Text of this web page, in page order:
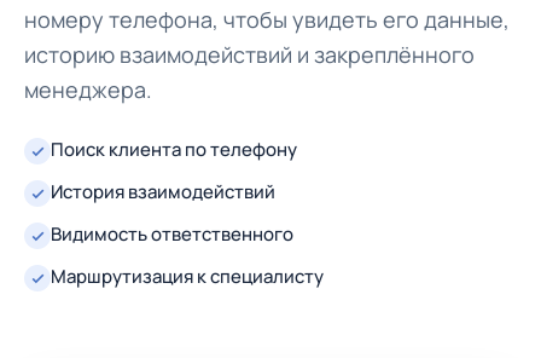
номеру телефона, чтобы увидеть его данные,
историю взаимодействий и закреплённого
менеджера.
Поиск клиента по телефону
История взаимодействий
Видимость ответственного
Маршрутизация к специалисту